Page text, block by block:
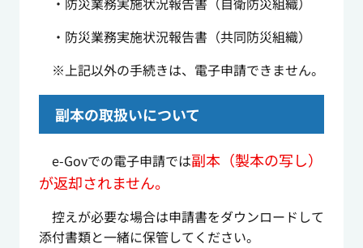
・防災業務実施状況報告書（共同防災組織）
※上記以外の手続きは、電子申請できません。
副本の取扱いについて
e-Govでの電子申請では副本（製本の写し）
が返却されません。
控えが必要な場合は申請書をダウンロードして
添付書類と一緒に保管してください。